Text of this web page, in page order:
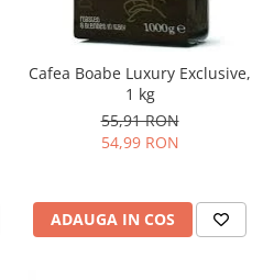
Cafea Boabe Luxury Exclusive,
1 kg
55,91 RON
54,99 RON
ADAUGA IN COS